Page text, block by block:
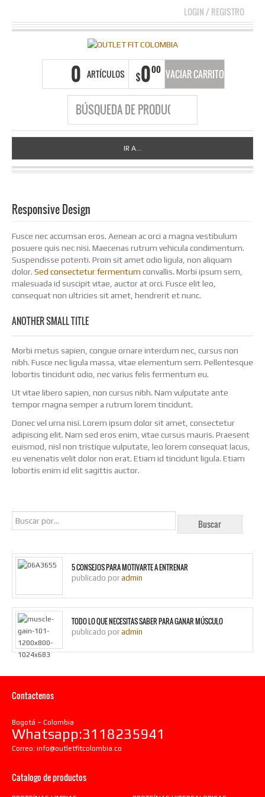
LOGIN/REGISTRO
0 ARTÍCULOS $000 VACIAR CARRITO
IR A...
Responsive Design
Fusce nec accumsan eros. Aenean ac orci a magna vestibulum
posuere quis nec nisi. Maecenas rutrum vehicula condimentum.
Suspendisse potenti. Proin sit amet odio ligula, non aliquam
dolor. Sed consectetur fermentum convallis. Morbi ipsum sem,
malesuada id suscipit vitae, auctor at orci. Fusce elit leo,
consequat non ultricies sit amet, hendrerit et nunc.
ANOTHER SMALL TITLE
Morbi metus sapien, congue ornare interdum nec, cursus non
nibh. Fusce nec ligula massa, vitae elementum sem. Pellentesque
lobortis tincidunt odio, nec varius felis fermentum eu.
Ut vitae libero sapien, non cursus nibh. Nam vulputate ante
tempor magna semper a rutrum lorem tincidunt.
Donec vel urna nisi. Lorem ipsum dolor sit amet, consectetur
adipiscing elit. Nam sed eros enim, vitae cursus mauris. Praesent
euismod, nisl non tristique vulputate, leo lorem consequat lacus,
eu venenatis velit dolor non erat. Etiam id tincidunt ligula. Etiam
lobortis enim id elit sagittis auctor.
5 CONSEJOS PARA MOTIVARTE A ENTRENAR
publicado por admin
TODO LO QUE NECESITAS SABER PARA GANAR MÚSCULO
publicado por admin
Contactenos
Bogotá – Colombia
Whatsapp:3118235941
Correo: info@outletfitcolombia.co
Catalogo de productos